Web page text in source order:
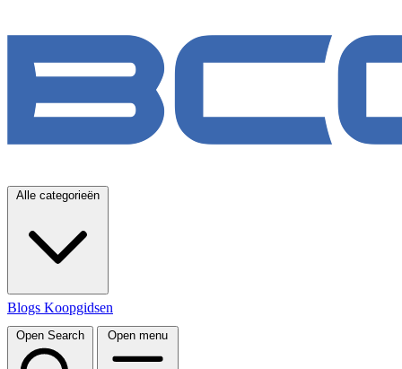
Alle categorieën
Blogs Koopgidsen
Open Search Open menu